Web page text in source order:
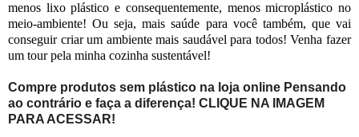
menos lixo plástico e consequentemente, menos microplástico no
meio-ambiente! Ou seja, mais saúde para você também, que vai
conseguir criar um ambiente mais saudável para todos! Venha fazer
um tour pela minha cozinha sustentável!
Compre produtos sem plástico na loja online Pensando
ao contrário e faça a diferença! CLIQUE NA IMAGEM
PARA ACESSAR!